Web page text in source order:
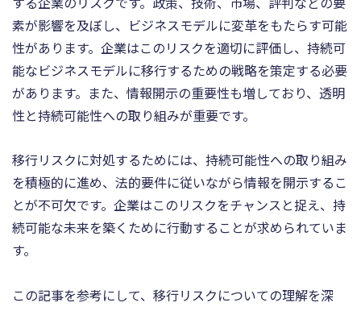
素が影響を及ぼし、ビジネスモデルに変革をもたらす可能
性があります。企業はこのリスクを適切に評価し、持続可
能なビジネスモデルに移行するための戦略を策定する必要
があります。また、情報開示の重要性も増しており、透明
性と持続可能性への取り組みが重要です。
移行リスクに対処するためには、持続可能性への取り組み
を積極的に進め、法的要件に従いながら情報を開示するこ
とが不可欠です。企業はこのリスクをチャンスと捉え、持
続可能な未来を築くために行動することが求められていま
す。
この記事を参考にして、移行リスクについての理解を深